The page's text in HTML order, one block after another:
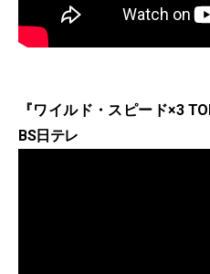
『ワイルド・スピード×3
BS日テレ